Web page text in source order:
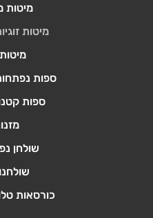
מיטות
מיטות
מיטות
ספות
ספות
שולחן
כורסאות